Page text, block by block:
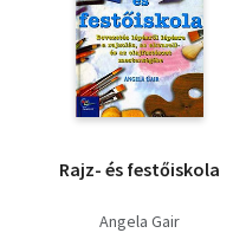
Rajz- és festőiskola
Angela Gair